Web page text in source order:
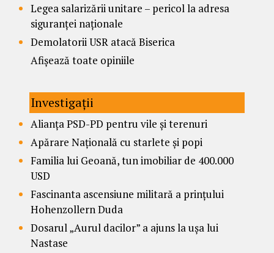
Legea salarizării unitare – pericol la adresa
siguranței naționale
Demolatorii USR atacă Biserica
Afișează toate opiniile
Investigații
Alianța PSD-PD pentru vile și terenuri
Apărare Națională cu starlete și popi
Familia lui Geoană, tun imobiliar de 400.000
USD
Fascinanta ascensiune militară a prințului
Hohenzollern Duda
Dosarul „Aurul dacilor” a ajuns la ușa lui
Nastase